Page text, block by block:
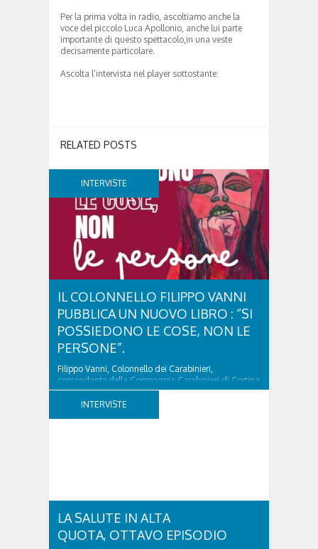
Per la prima volta in radio, ascoltiamo anche la
voce del piccolo Luca Apollonio, anche lui parte
importante di questo spettacolo,in una veste
decisamente particolare.
Ascolta l’intervista nel player sottostante:
RELATED POSTS
INTERVISTE
IL COLONNELLO FILIPPO VANNI
PUBBLICA UN NUOVO LIBRO : “SI
POSSIEDONO LE COSE, NON LE
PERSONE”.
Filippo Vanni, Colonnello dei Carabinieri,
comandante della Compagnia Carabinieri di Cortina
d’Ampezzo sino al 2010, esperto di legislazione
nazionale ed europea, è l’ideatore del progetto di
INTERVISTE
LA SALUTE IN ALTA
QUOTA, OTTAVO EPISODIO